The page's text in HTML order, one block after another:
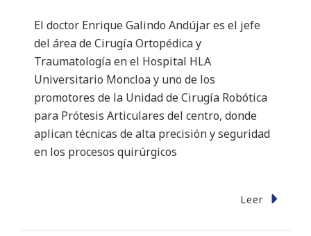
El doctor Enrique Galindo Andújar es el jefe
del área de Cirugía Ortopédica y
Traumatología en el Hospital HLA
Universitario Moncloa y uno de los
promotores de la Unidad de Cirugía Robótica
para Prótesis Articulares del centro, donde
aplican técnicas de alta precisión y seguridad
en los procesos quirúrgicos
Leer